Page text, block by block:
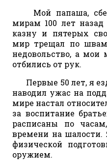
Мой папаша,
мирам 100 лет
казну и пятерых
мир трещал по
недовольство, а мои
отбились от рук.
Первые 50 лет, я
наводил ужас на
мире настал
за воспитание
расписаны по
времени на шалости.
физической
оружием.